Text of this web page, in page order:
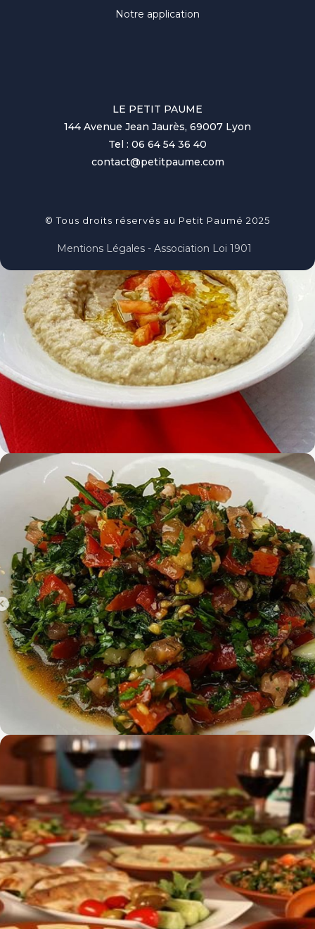
Notre application
LE PETIT PAUME
144 Avenue Jean Jaurès, 69007 Lyon
Tel : 06 64 54 36 40
contact@petitpaume.com
© Tous droits réservés au Petit Paumé 2025
Mentions Légales - Association Loi 1901